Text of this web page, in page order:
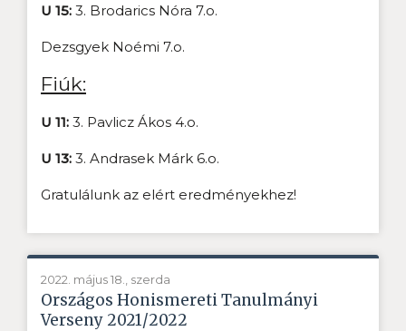
U 15: 3. Brodarics Nóra 7.o.
Dezsgyek Noémi 7.o.
Fiúk:
U 11: 3. Pavlicz Ákos 4.o.
U 13: 3. Andrasek Márk 6.o.
Gratulálunk az elért eredményekhez!
2022. május 18., szerda
Országos Honismereti Tanulmányi
Verseny 2021/2022